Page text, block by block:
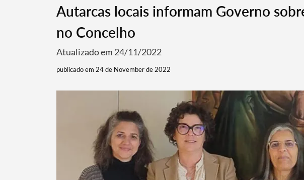
Autarcas locais informam Governo
no Concelho
Atualizado em 24/11/2022
publicado em 24 de November de 2022